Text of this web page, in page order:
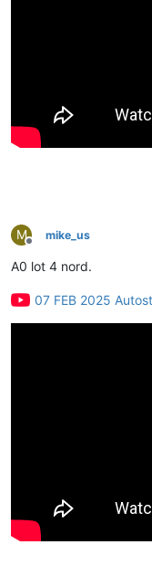
M
Deconectat
mike_us
A0 lot 4 nord.
07 FEB 2025